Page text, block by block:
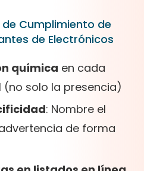
Cumplimiento de
de Electrónicos
química en cada
solo la presencia)
: Nombre el
de forma